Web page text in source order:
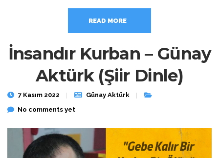
READ MORE
İnsandır Kurban – Günay
Aktürk (Şiir Dinle)
7 Kasım 2022
Günay Aktürk
No comments yet